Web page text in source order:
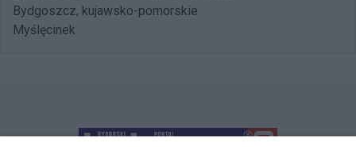
Bydgoszcz, kujawsko-pomorskie
Myślęcinek